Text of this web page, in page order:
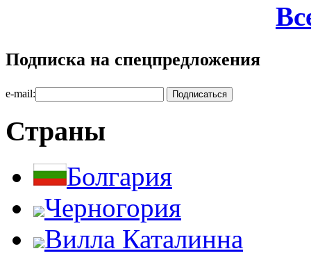
Подписка на спецпредложения
e-mail:
Страны
Болгария
Черногория
Вилла Каталинна